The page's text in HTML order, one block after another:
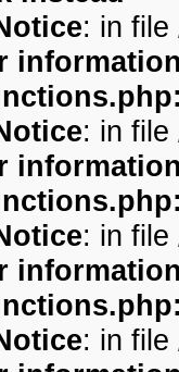
: in file
: in file
: in file
: in file